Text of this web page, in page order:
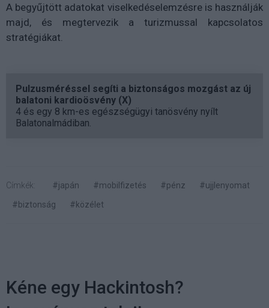
A begyűjtött adatokat viselkedéselemzésre is használják
majd, és megtervezik a turizmussal kapcsolatos
stratégiákat.
Pulzusméréssel segíti a biztonságos mozgást az új
balatoni kardioösvény (X)
4 és egy 8 km-es egészségügyi tanösvény nyílt
Balatonalmádiban.
Címkék: #japán #mobilfizetés #pénz
#ujjlenyomat
#biztonság
#közélet
Kéne egy Hackintosh?